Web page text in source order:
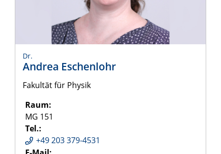
Dr.
Andrea Eschenlohr
Fakultät für Physik
Raum:
MG 151
Tel.:
+49 203 379-4531